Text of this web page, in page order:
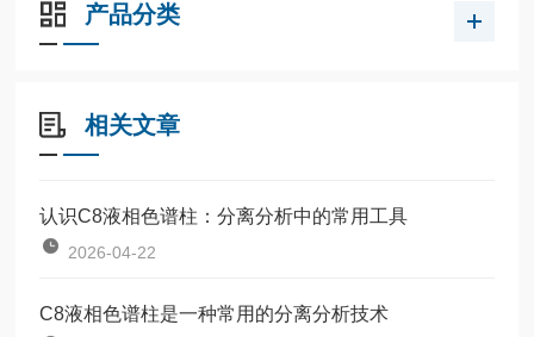
产品分类
相关文章
认识C8液相色谱柱：分离分析中的常用工具
2026-04-22
C8液相色谱柱是一种常用的分离分析技术